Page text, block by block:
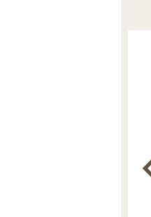
中古マ
住まいと暮らしの
売却時
住まいと暮らしの